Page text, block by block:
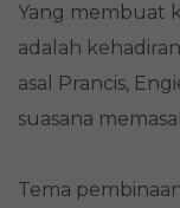
Yang membuat
adalah
asal Prancis,
suasana
Tema